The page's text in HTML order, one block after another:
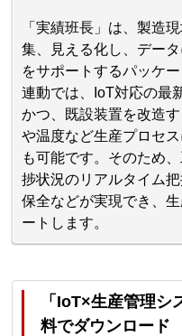
「実績班長」は、製造
集、見える化し、デー
をサポートするパッケ
連動では、IoT対応の最
かつ、既設装置を改造
や温度など生産プロセ
も可能です。そのため
捗状況のリアルタイム
保全などが実現でき、
ートします。
「IoT×生産管理
料でダウンロード